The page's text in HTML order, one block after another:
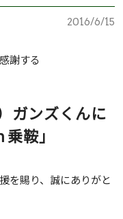
2016/6/15
謝する
ガンズくんに
鞍」
を賜り、誠にありがと